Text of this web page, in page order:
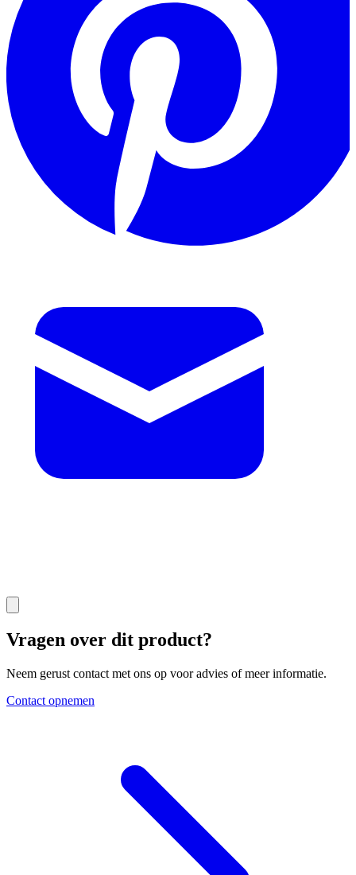
Vragen over dit product?
Neem gerust contact met ons op voor advies of meer informatie.
Contact opnemen